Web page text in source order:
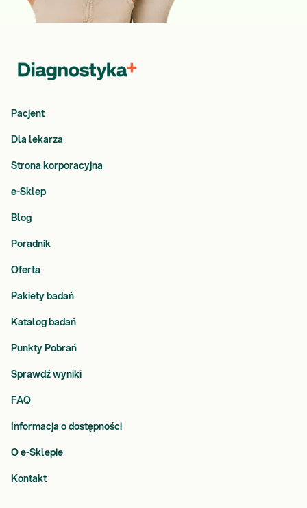
Pacjent
Dla lekarza
Strona korporacyjna
e-Sklep
Blog
Poradnik
Oferta
Pakiety badań
Katalog badań
Punkty Pobrań
Sprawdź wyniki
FAQ
Informacja o dostępności
O e-Sklepie
Kontakt